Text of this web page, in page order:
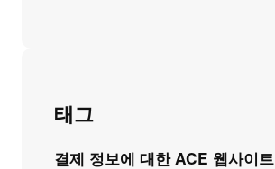
태그
결제 정보에 대한 ACE 웹사이트